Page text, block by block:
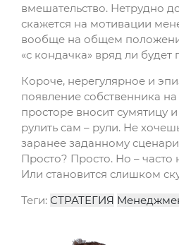
вмешательство. Нетрудно
скажется на мотивации
вообще на общем
«с кондачка» вряд ли будет
Короче, нерегулярное и
появление собственника
просторе вносит сумятицу
рулить сам – рули. Не
заранее заданному
Просто? Просто. Но – часто
Или становится слишком
Теги: СТРАТЕГИЯ